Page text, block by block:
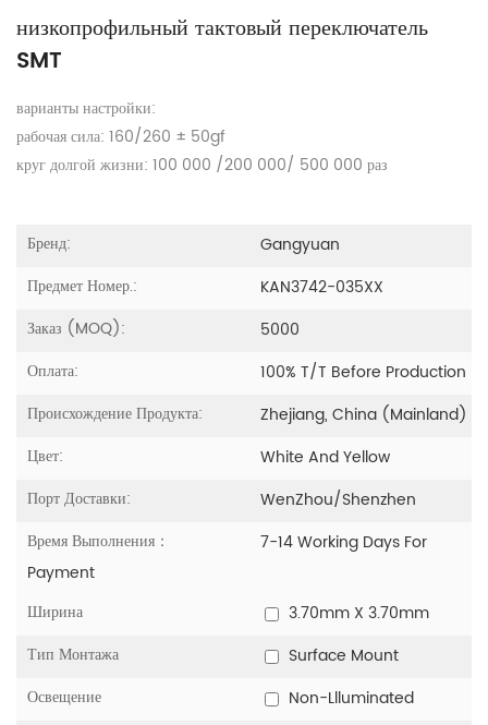
низкопрофильный тактовый переключатель
SMT
варианты настройки:
рабочая сила: 160/260 ± 50gf
круг долгой жизни: 100 000 /200 000/ 500 000 раз
Бренд:
Gangyuan
Предмет Номер.:
KAN3742-035XX
Заказ (MOQ):
5000
Оплата:
100% T/T Before Production
Происхождение Продукта:
Zhejiang, China (Mainland)
Цвет:
White And Yellow
Порт Доставки:
WenZhou/Shenzhen
Время Выполнения：
7-14 Working Days For
Payment
Ширина
3.70mm X 3.70mm
Тип Монтажа
Surface Mount
Освещение
Non-Llluminated